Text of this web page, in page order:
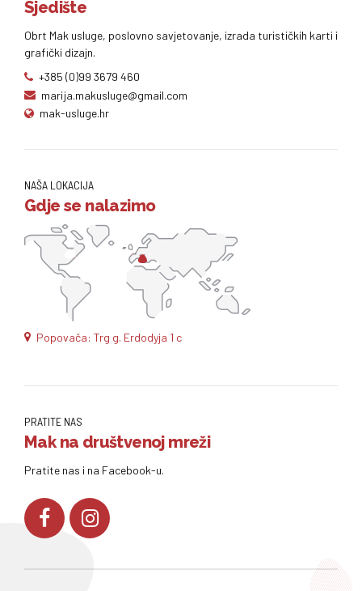
Sjedište
Obrt Mak usluge, poslovno savjetovanje, izrada turističkih karti i
grafički dizajn.
+385 (0)99 3679 460
marija.makusluge@gmail.com
mak-usluge.hr
NAŠA LOKACIJA
Gdje se nalazimo
Popovača: Trg g. Erdodyja 1 c
PRATITE NAS
Mak na društvenoj mreži
Pratite nas i na Facebook-u.